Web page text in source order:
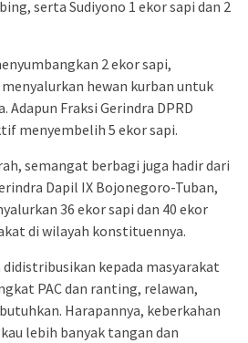
serta Sudiyono 1 ekor sapi dan 2
2 ekor sapi,
hewan kurban untuk
Adapun Fraksi Gerindra DPRD
menyembelih 5 ekor sapi.
semangat berbagi juga hadir dari
Dapil IX Bojonegoro-Tuban,
36 ekor sapi dan 40 ekor
di wilayah konstituennya.
kepada masyarakat
PAC dan ranting, relawan,
Harapannya, keberkahan
lebih banyak tangan dan